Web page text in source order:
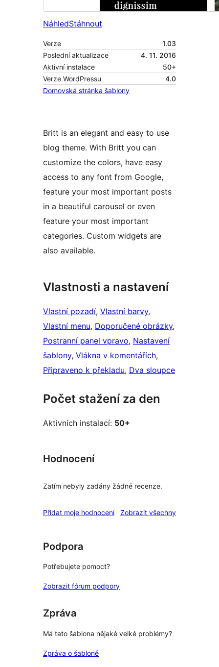
NáhledStáhnout
Verze
1.03
Poslední aktualizace
4. 11. 2016
Aktivní instalace
50+
Verze WordPressu
4.0
Domovská stránka šablony
Britt is an elegant and easy to use
blog theme. With Britt you can
customize the colors, have easy
access to any font from Google,
feature your most important posts
in a beautiful carousel or even
feature your most important
categories. Custom widgets are
also available.
Vlastnosti a nastavení
Vlastní pozadí, Vlastní barvy
Vlastní menu, Doporučené obrázky
Postranní panel vpravo, Nastavení
šablony, Vlákna v komentářích
Připraveno k překladu, Dva sloupce
Počet stažení za den
Aktivních instalací: 50+
Hodnocení
Zatím nebyly zadány žádné recenze.
Přidat moje hodnocení Zobrazit všechnyrecenze
Podpora
Potřebujete pomoct?
Zobrazit fórum podpory
Zpráva
Má tato šablona nějaké velké problémy?
Zpráva o šabloně